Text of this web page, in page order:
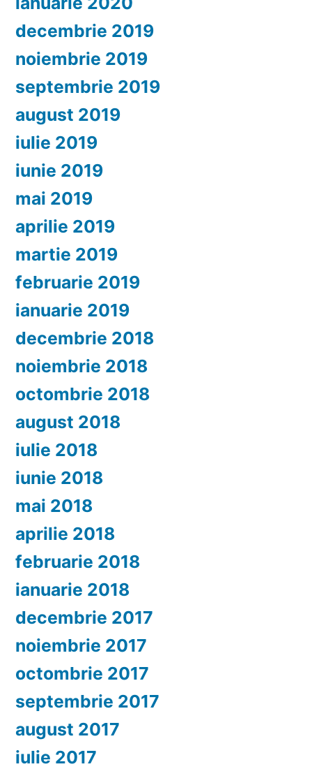
decembrie 2019
noiembrie 2019
septembrie 2019
august 2019
iulie 2019
iunie 2019
mai 2019
aprilie 2019
martie 2019
februarie 2019
ianuarie 2019
decembrie 2018
noiembrie 2018
octombrie 2018
august 2018
iulie 2018
iunie 2018
mai 2018
aprilie 2018
februarie 2018
ianuarie 2018
decembrie 2017
noiembrie 2017
octombrie 2017
septembrie 2017
august 2017
iulie 2017